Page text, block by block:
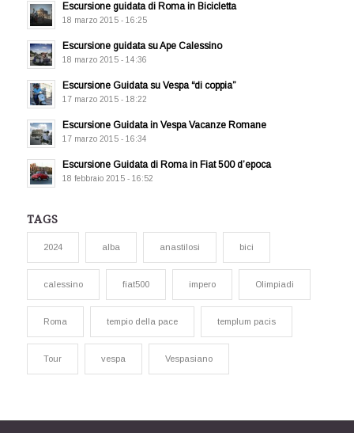
Escursione guidata di Roma in Bicicletta
18 marzo 2015 - 16:25
Escursione guidata su Ape Calessino
18 marzo 2015 - 14:36
Escursione Guidata su Vespa “di coppia”
17 marzo 2015 - 18:22
Escursione Guidata in Vespa Vacanze Romane
17 marzo 2015 - 16:34
Escursione Guidata di Roma in Fiat 500 d’epoca
18 febbraio 2015 - 16:52
TAGS
2024 alba anastilosi bici
calessino fiat500 impero Olimpiadi
Roma tempio della pace templum pacis
Tour vespa Vespasiano